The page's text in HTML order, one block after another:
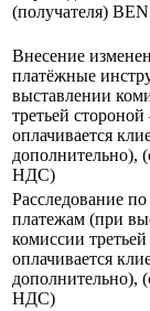
(получателя)
Внесение
платёжные
выставлении
третьей стороной
оплачивается
дополнительно),
НДС)
Расследование
платежам (при
комиссии
оплачивается
дополнительно),
НДС)